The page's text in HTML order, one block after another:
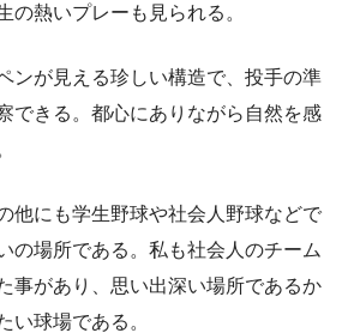
の熱いプレーも見られる。
ンが見える珍しい構造で、投手の準
できる。都心にありながら自然を感
他にも学生野球や社会人野球などで
の場所である。私も社会人のチーム
事があり、思い出深い場所であるか
い球場である。